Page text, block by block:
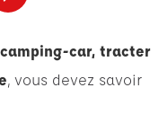
car, tracter
, vous devez savoir